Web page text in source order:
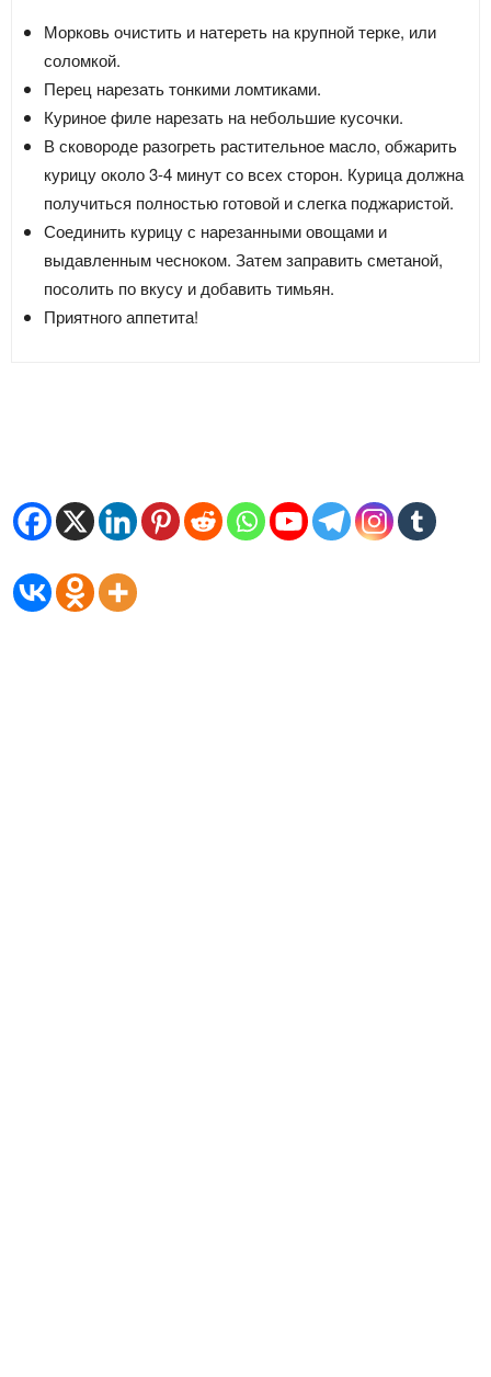
Морковь очистить и натереть на крупной терке, или
соломкой.
Перец нарезать тонкими ломтиками.
Куриное филе нарезать на небольшие кусочки.
В сковороде разогреть растительное масло, обжарить
курицу около 3-4 минут со всех сторон. Курица должна
получиться полностью готовой и слегка поджаристой.
Соединить курицу с нарезанными овощами и
выдавленным чесноком. Затем заправить сметаной,
посолить по вкусу и добавить тимьян.
Приятного аппетита!